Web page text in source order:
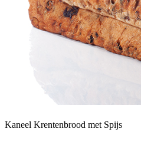
Kaneel Krentenbrood met Spijs